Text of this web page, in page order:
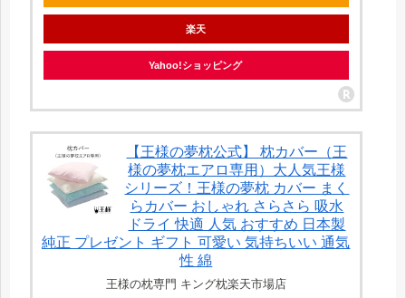
楽天
Yahoo!ショッピング
【王様の夢枕公式】 枕カバー（王
様の夢枕エアロ専用）大人気王様
シリーズ！王様の夢枕 カバー まく
らカバー おしゃれ さらさら 吸水
ドライ 快適 人気 おすすめ 日本製
純正 プレゼント ギフト 可愛い 気持ちいい 通気
性 綿
王様の枕専門 キング枕楽天市場店